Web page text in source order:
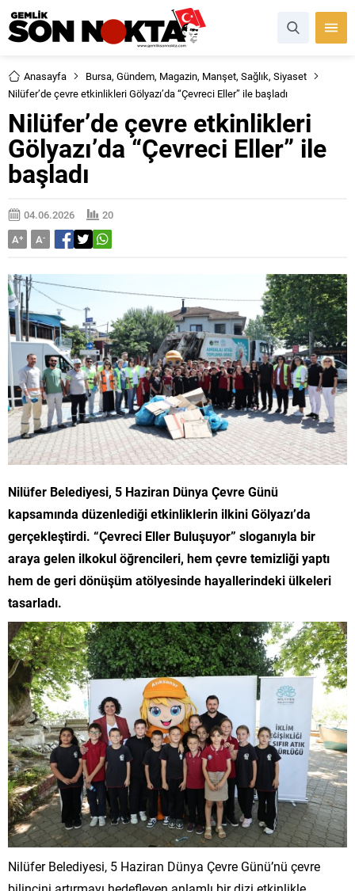
Anasayfa Bursa, Gündem, Magazin, Manşet, Sağlık, Siyaset
Nilüfer’de çevre etkinlikleri Gölyazı’da “Çevreci Eller” ile başladı
Nilüfer’de çevre etkinlikleri
Gölyazı’da “Çevreci Eller” ile
başladı
04.06.2026
20
A+ A-
Nilüfer Belediyesi, 5 Haziran Dünya Çevre Günü
kapsamında düzenlediği etkinliklerin ilkini Gölyazı’da
gerçekleştirdi. “Çevreci Eller Buluşuyor” sloganıyla bir
araya gelen ilkokul öğrencileri, hem çevre temizliği yaptı
hem de geri dönüşüm atölyesinde hayallerindeki ülkeleri
tasarladı.
Nilüfer Belediyesi, 5 Haziran Dünya Çevre Günü’nü çevre